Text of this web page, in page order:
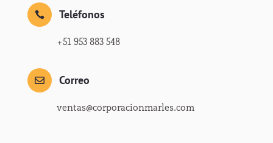
 Teléfonos
+51 953 883 548
 Correo
ventas@corporacionmarles.com